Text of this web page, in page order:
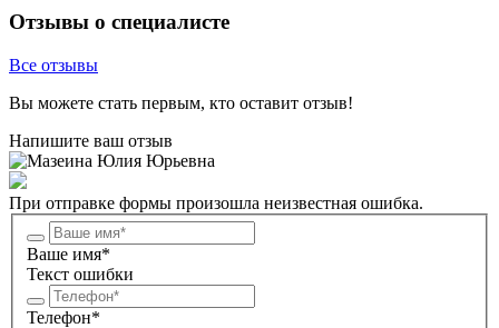
Отзывы о специалисте
Все отзывы
Вы можете стать первым, кто оставит отзыв!
Напишите ваш отзыв
При отправке формы произошла неизвестная ошибка.
Ваше имя*
Текст ошибки
Телефон*